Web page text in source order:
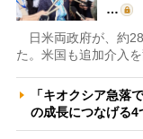
…
日米両政府が、約
た。米国も追加介入
「キオクシア急落
の成長につなげ